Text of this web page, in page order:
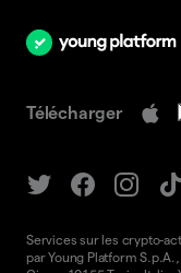
Télécharger
Services sur les crypto-
par Young Platform